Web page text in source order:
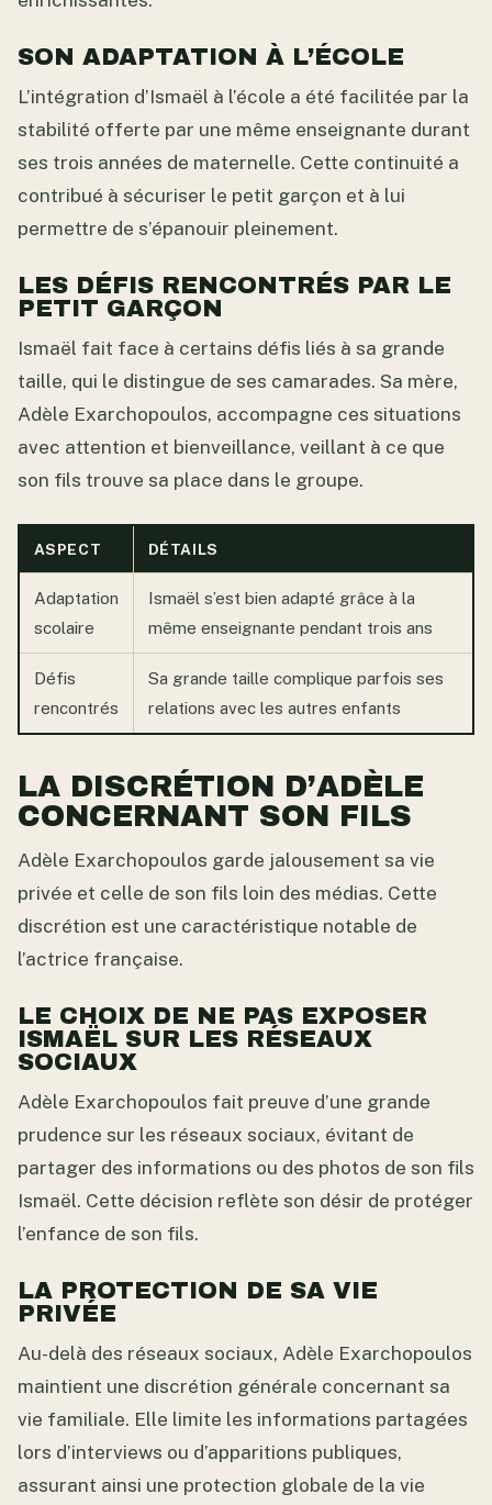
SON ADAPTATION À L’ÉCOLE
L’intégration d’Ismaël à l’école a été facilitée par la
stabilité offerte par une même enseignante durant
ses trois années de maternelle. Cette continuité a
contribué à sécuriser le petit garçon et à lui
permettre de s’épanouir pleinement.
LES DÉFIS RENCONTRÉS PAR LE
PETIT GARÇON
Ismaël fait face à certains défis liés à sa grande
taille, qui le distingue de ses camarades. Sa mère,
Adèle Exarchopoulos, accompagne ces situations
avec attention et bienveillance, veillant à ce que
son fils trouve sa place dans le groupe.
ASPECT DÉTAILS
Adaptation
scolaire
Ismaël s’est bien adapté grâce à la
même enseignante pendant trois ans
Défis
rencontrés
Sa grande taille complique parfois ses
relations avec les autres enfants
LA DISCRÉTION D’ADÈLE
CONCERNANT SON FILS
Adèle Exarchopoulos garde jalousement sa vie
privée et celle de son fils loin des médias. Cette
discrétion est une caractéristique notable de
l’actrice française.
LE CHOIX DE NE PAS EXPOSER
ISMAËL SUR LES RÉSEAUX
SOCIAUX
Adèle Exarchopoulos fait preuve d’une grande
prudence sur les réseaux sociaux, évitant de
partager des informations ou des photos de son fils
Ismaël. Cette décision reflète son désir de protéger
l’enfance de son fils.
LA PROTECTION DE SA VIE
PRIVÉE
Au-delà des réseaux sociaux, Adèle Exarchopoulos
maintient une discrétion générale concernant sa
vie familiale. Elle limite les informations partagées
lors d’interviews ou d’apparitions publiques,
assurant ainsi une protection globale de la vie